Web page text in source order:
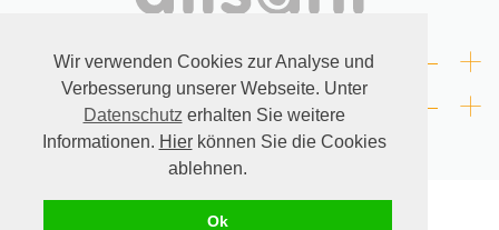
Wir verwenden Cookies zur Analyse und
Verbesserung unserer Webseite. Unter
Datenschutz erhalten Sie weitere
Informationen. Hierkönnen Sie die Cookies
ablehnen.
Ok
RECHTLICHES +
KONTAKT +
© allsani.
* Alle angegebenen Preise verstehen sich inklusive der in Deutschland